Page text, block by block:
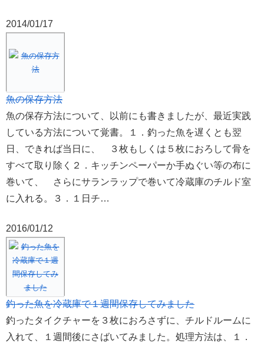
2014/01/17
魚の保存方法
魚の保存方法について、以前にも書きましたが、最近実践
している方法について覚書。１．釣った魚を遅くとも翌
日、できれば当日に、 ３枚もしくは５枚におろして骨を
すべて取り除く２．キッチンペーパーか手ぬぐい等の布に
巻いて、 さらにサランラップで巻いて冷蔵庫のチルド室
に入れる。３．１日チ…
2016/01/12
釣った魚を冷蔵庫で１週間保存してみました
釣ったタイクチャーを３枚におろさずに、チルドルームに
入れて、１週間後にさばいてみました。処理方法は、１．